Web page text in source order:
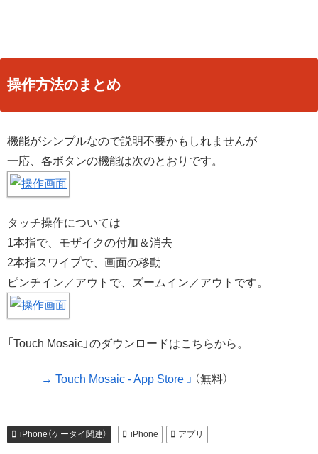
操作方法のまとめ
機能がシンプルなので説明不要かもしれませんが
一応、各ボタンの機能は次のとおりです。
タッチ操作については
1本指で、モザイクの付加＆消去
2本指スワイプで、画面の移動
ピンチイン／アウトで、ズームイン／アウトです。
「Touch Mosaic」のダウンロードはこちらから。
→ Touch Mosaic - App Store （無料）
iPhone（ケータイ関連） iPhone アプリ